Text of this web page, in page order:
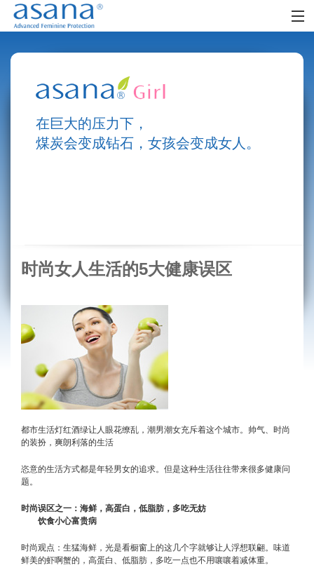
零售网点
在巨大的压力下，
煤炭会变成钻石，女孩会变成女人。
时尚女人生活的5大健康误区
都市生活灯红酒绿让人眼花缭乱，潮男潮女充斥着这个城市。帅气、时尚
的装扮，爽朗利落的生活
恣意的生活方式都是年轻男女的追求。但是这种生活往往带来很多健康问
题。
时尚误区之一：海鲜，高蛋白，低脂肪，多吃无妨
饮食小心富贵病
时尚观点：生猛海鲜，光是看橱窗上的这几个字就够让人浮想联翩。味道
鲜美的虾啊蟹的，高蛋白、低脂肪，多吃一点也不用嚷嚷着减体重。